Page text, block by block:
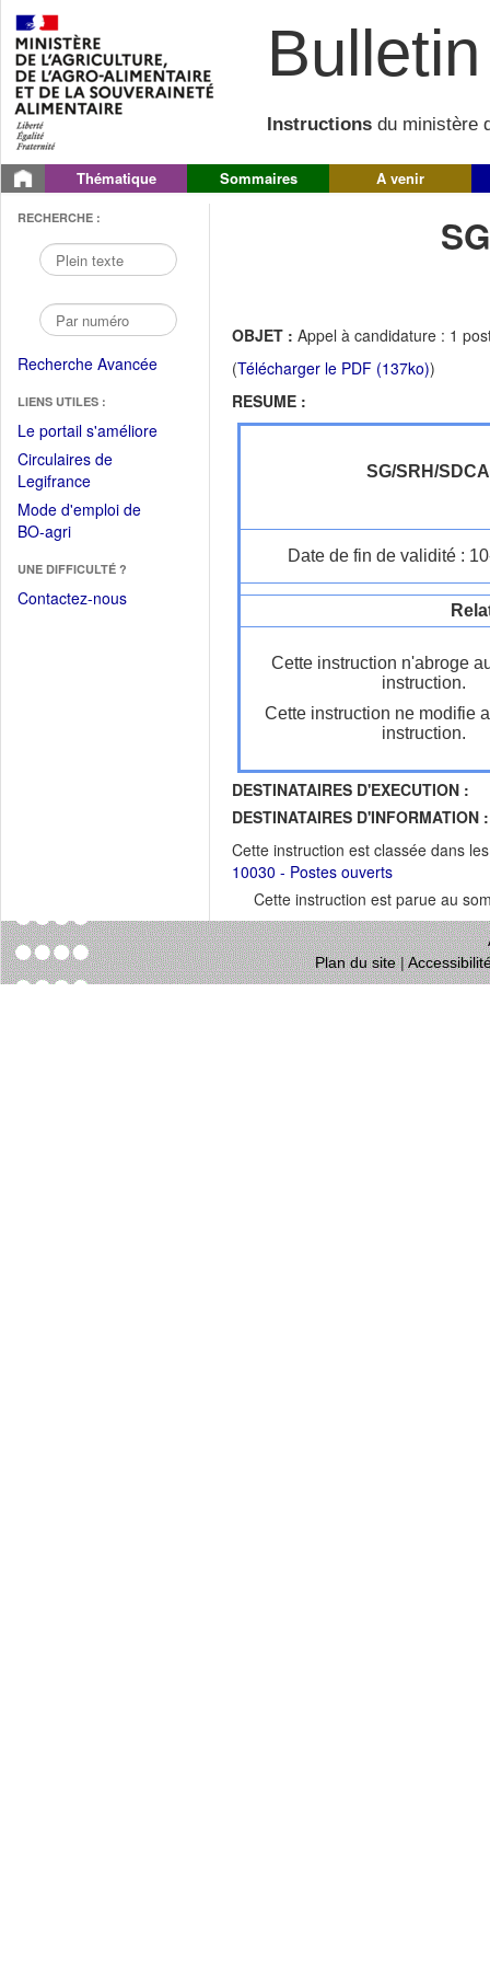
Instructions du ministère
Thématique Sommaires A venir
RECHERCHE :
Recherche Avancée
LIENS UTILES :
Le portail s'améliore(Fichier
Circulaires de
Legifrance(Ouvrir
dans
une
fenêtre)
Mode d'emploi de
BO-agri(Ouvrir
une
nouvelle
UNE DIFFICULTÉ ?
Contactez-nous
OBJET : Appel à candidature : 1
(Télécharger le PDF (137ko))
RESUME :
SG/SRH/
Date de fin de validité :
Cette instruction n'abroge
instruction.
Cette instruction ne modifie
instruction.
DESTINATAIRES D'EXECUTION :
DESTINATAIRES D'INFORMATION :
Cette instruction est classée dans
10030 - Postes ouverts
Cette instruction est parue au
Plan du site|